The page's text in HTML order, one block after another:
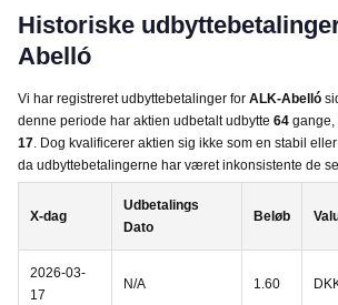
Historiske
Abelló
Vi har registreret udbyttebetalinger for ALK-Abelló
denne periode har aktien udbetalt udbytte 64 gange,
17. Dog kvalificerer aktien sig ikke som en stabil
da udbyttebetalingerne har været inkonsistente de
X-dag
Udbetalings
Dato
Beløb
2026-03-
17
N/A 1.60